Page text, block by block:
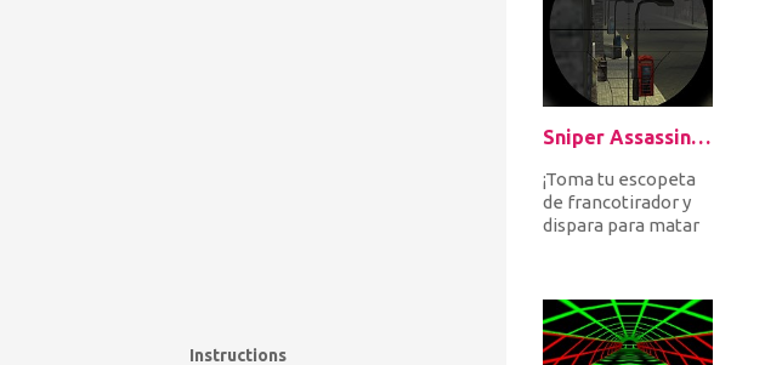
Instructions
Sniper Assassin: Zombies
¡Toma tu escopeta
de francotirador y
dispara para matar